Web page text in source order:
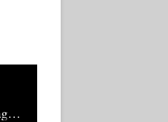
Lancé en novembre 1982 et exploité depuis 2023 par la librairie de la Voûte, Généalogie magazine reste le seul mensuel français de généalogie